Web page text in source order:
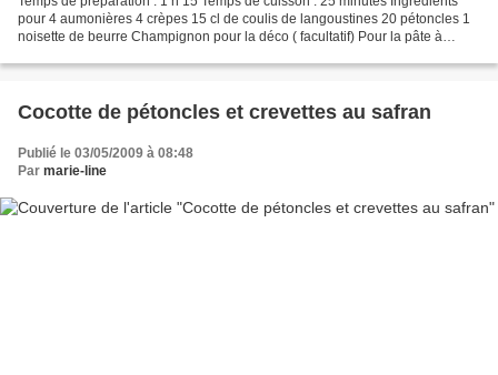
pour 4 aumonières 4 crèpes 15 cl de coulis de langoustines 20 pétoncles 1
noisette de beurre Champignon pour la déco ( facultatif) Pour la pâte à
Cocotte de pétoncles et crevettes au safran
Publié le 03/05/2009 à 08:48
Par marie-line